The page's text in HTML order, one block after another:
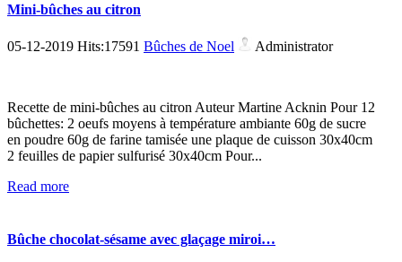
Mini-bûches au citron
05-12-2019 Hits:17591 Bûches de Noel Administrator
Recette de mini-bûches au citron Auteur Martine Acknin Pour 12
bûchettes: 2 oeufs moyens à température ambiante 60g de sucre
en poudre 60g de farine tamisée une plaque de cuisson 30x40cm
2 feuilles de papier sulfurisé 30x40cm Pour...
Read more
Bûche chocolat-sésame avec glaçage miroi…